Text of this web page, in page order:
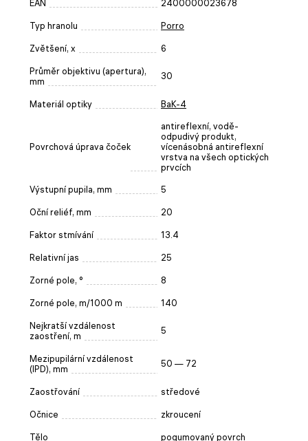
EAN 2400000023678
Typ hranolu Porro
Zvětšení, x 6
Průměr objektivu (apertura),
mm
30
Materiál optiky BaK-4
Povrchová úprava čoček
antireflexní, vodě-
odpudivý produkt,
vícenásobná antireflexní
vrstva na všech optických
prvcích
Výstupní pupila, mm 5
Oční reliéf, mm 20
Faktor stmívání 13.4
Relativní jas 25
Zorné pole, ° 8
Zorné pole, m/1000 m 140
Nejkratší vzdálenost
zaostření, m
5
Mezipupilární vzdálenost
(IPD), mm
50 — 72
Zaostřování středové
Očnice zkroucení
Tělo pogumovaný povrch